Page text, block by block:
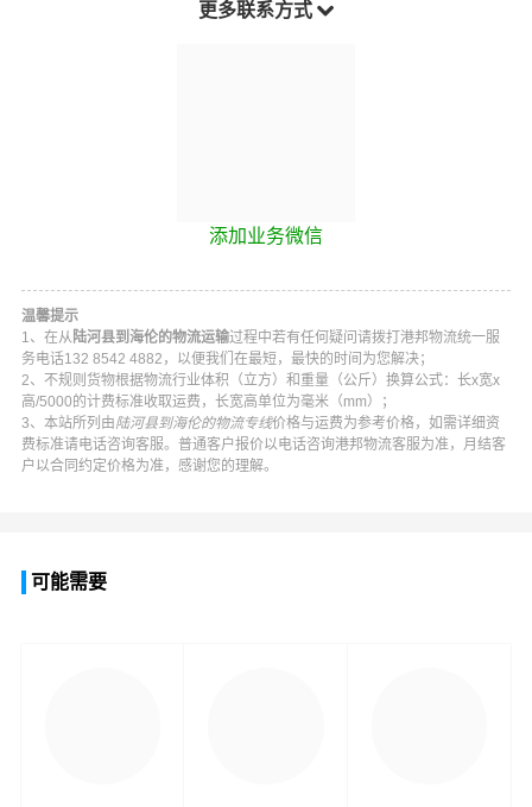
更多联系方式
添加业务微信
温馨提示
1、在从 陆河县到海伦的物流运输过程中若有任何疑问请拨打港邦物流统一服
务电话132 8542 4882 ，以便我们在最短，最快的时间为您解决；
2、不规则货物根据物流行业体积（立方）和重量（公斤）换算公式：长x宽x
高/5000的计费标准收取运费，长宽高单位为毫米（mm）；
3、本站所列由陆河县到海伦的物流专线价格与运费为参考价格，如需详细资
费标准请电话咨询客服。普通客户报价以电话咨询港邦物流客服为准，月结客
户以合同约定价格为准，感谢您的理解。
可能需要